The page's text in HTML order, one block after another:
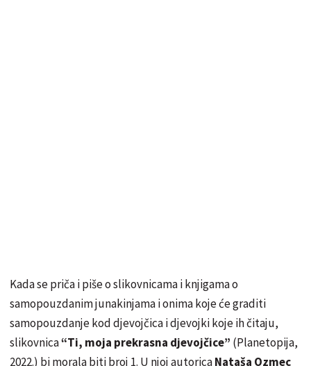
Kada se priča i piše o slikovnicama i knjigama o
samopouzdanim junakinjama i onima koje će graditi
samopouzdanje kod djevojčica i djevojki koje ih čitaju,
slikovnica“Ti, moja prekrasna djevojčice” (Planetopija,
2022.) bi morala biti broj 1. U njoj autoricaNataša Ozmec